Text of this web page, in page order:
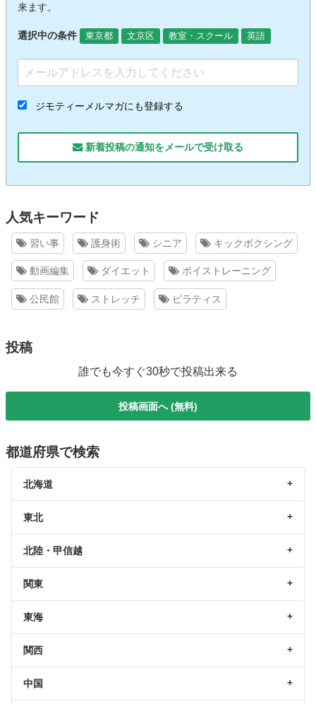
来ます。
選択中の条件 東京都 文京区 教室・スクール 英語
ジモティーメルマガにも登録する
新着投稿の通知をメールで受け取る
人気キーワード
習い事 護身術 シニア キックボクシング
動画編集 ダイエット ボイストレーニング
公民館 ストレッチ ピラティス
投稿
誰でも今すぐ30秒で投稿出来る
投稿画面へ (無料)
都道府県で検索
北海道
東北
北陸・甲信越
関東
東海
関西
中国